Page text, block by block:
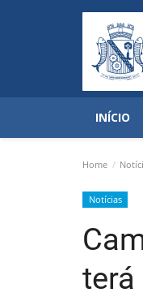
INÍCIO
Home
Notícias
terá